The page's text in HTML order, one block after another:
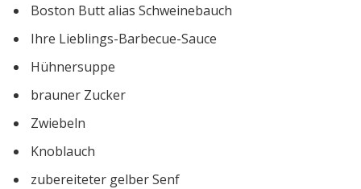
Boston Butt alias Schweinebauch
Ihre Lieblings-Barbecue-Sauce
Hühnersuppe
brauner Zucker
Zwiebeln
Knoblauch
zubereiteter gelber Senf